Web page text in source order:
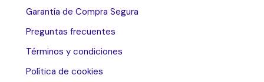
Garantía de Compra Segura
Preguntas frecuentes
Términos y condiciones
Política de cookies